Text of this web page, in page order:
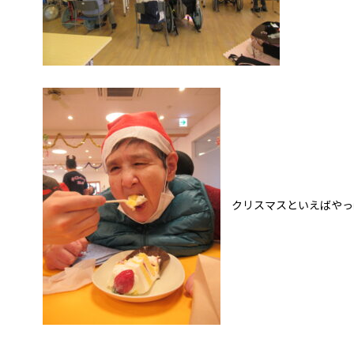
クリスマスといえばやっ